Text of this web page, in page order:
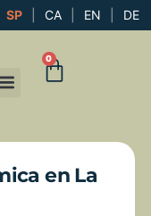
SP CA EN DE
0
en La